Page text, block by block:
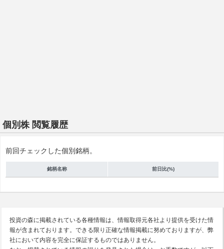
個別株 閲覧履歴
前回チェックした個別銘柄。
銘柄名称 前日比(%)
投資の森に掲載されている各種情報は、情報取得元各社より提供を受けた情
報が含まれております。できる限り正確な情報掲載に努めておりますが、弊
社において内容を完全に保証するものではありません。